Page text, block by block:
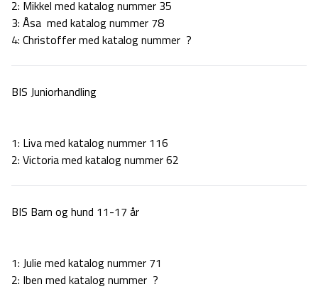
2: Mikkel med katalog nummer 35
3: Åsa med katalog nummer 78
4: Christoffer med katalog nummer ?
BIS Juniorhandling
1: Liva med katalog nummer 116
2: Victoria med katalog nummer 62
BIS Barn og hund 11-17 år
1: Julie med katalog nummer 71
2: Iben med katalog nummer ?